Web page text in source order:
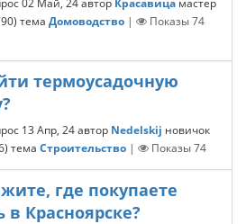
) тема Домоводство | Показы74
термоусадочную
13 Апр, 24 автор Nedelskij новичок
) тема Строительство | Показы74
где покупаете
в Красноярске?